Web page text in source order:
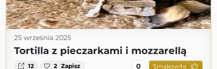
25 września 2025
Tortilla z pieczarkami i mozzarellą
12 2 Zapisz 0 Smakowite